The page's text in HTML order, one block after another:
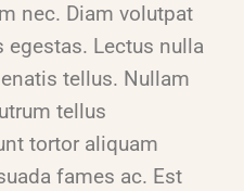
nec. Diam volutpat
Lectus nulla
tellus. Nullam
tellus
tortor aliquam
fames ac. Est